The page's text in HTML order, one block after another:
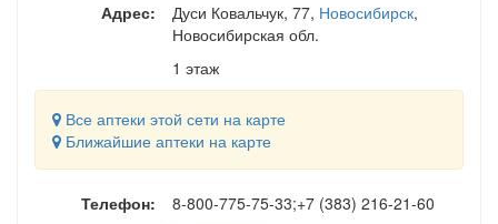
Адрес: Дуси Ковальчук, 77, Новосибирск,
Новосибирская обл.
1 этаж
Все аптеки этой сети на карте
Ближайшие аптеки на карте
Телефон:
8-800-775-75-33;+7 (383) 216-21-60